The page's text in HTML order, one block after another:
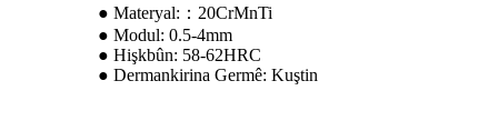
● Materyal:：20CrMnTi
● Modul: 0.5-4mm
● Hişkbûn: 58-62HRC
● Dermankirina Germê: Kuştin